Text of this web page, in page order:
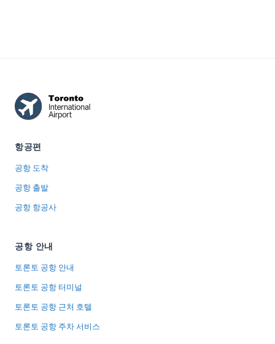
항공편
공항 도착
공항 출발
공항 항공사
공항 안내
토론토 공항 안내
토론토 공항 터미널
토론토 공항 근처 호텔
토론토 공항 주차 서비스